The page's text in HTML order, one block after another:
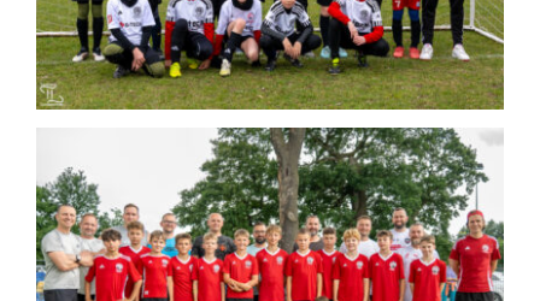
2025-06-23 Międzypokoleniowe
meczycho z okazji Dnia Ojca